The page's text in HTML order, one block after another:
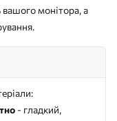
вашого монітора, а
- гладкий,